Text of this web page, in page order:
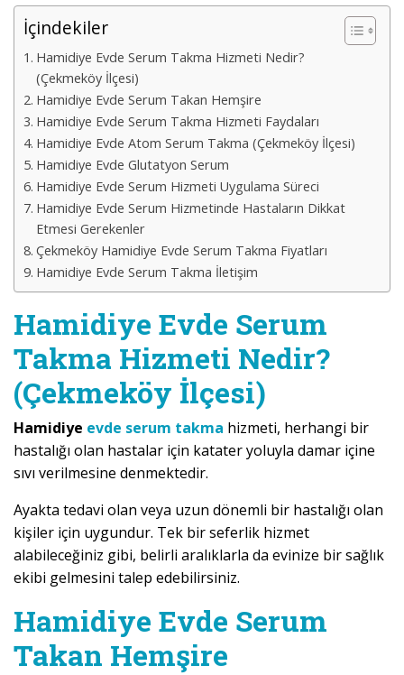
İçindekiler
Hamidiye Evde Serum Takma Hizmeti Nedir?
(Çekmeköy İlçesi)
Hamidiye Evde Serum Takan Hemşire
Hamidiye Evde Serum Takma Hizmeti Faydaları
Hamidiye Evde Atom Serum Takma (Çekmeköy İlçesi)
Hamidiye Evde Glutatyon Serum
Hamidiye Evde Serum Hizmeti Uygulama Süreci
Hamidiye Evde Serum Hizmetinde Hastaların Dikkat
Etmesi Gerekenler
Çekmeköy Hamidiye Evde Serum Takma Fiyatları
Hamidiye Evde Serum Takma İletişim
Hamidiye Evde Serum
Takma Hizmeti Nedir?
(Çekmeköy İlçesi)
Hamidiye evde serum takma hizmeti, herhangi bir
hastalığı olan hastalar için katater yoluyla damar içine
sıvı verilmesine denmektedir.
Ayakta tedavi olan veya uzun dönemli bir hastalığı olan
kişiler için uygundur. Tek bir seferlik hizmet
alabileceğiniz gibi, belirli aralıklarla da evinize bir sağlık
ekibi gelmesini talep edebilirsiniz.
Hamidiye Evde Serum
Takan Hemşire